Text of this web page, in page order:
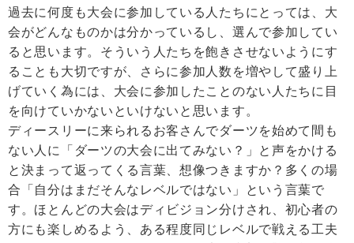
過去に何度も大会に参加している人たちにとっては、大
会がどんなものかは分かっているし、選んで参加してい
ると思います。そういう人たちを飽きさせないようにす
ることも大切ですが、さらに参加人数を増やして盛り上
げていく為には、大会に参加したことのない人たちに目
を向けていかないといけないと思います。
ディースリーに来られるお客さんでダーツを始めて間も
ない人に「ダーツの大会に出てみない？」と声をかける
と決まって返ってくる言葉、想像つきますか？多くの場
合「自分はまだそんなレベルではない」という言葉で
す。ほとんどの大会はディビジョン分けされ、初心者の
方にも楽しめるよう、ある程度同じレベルで戦える工夫